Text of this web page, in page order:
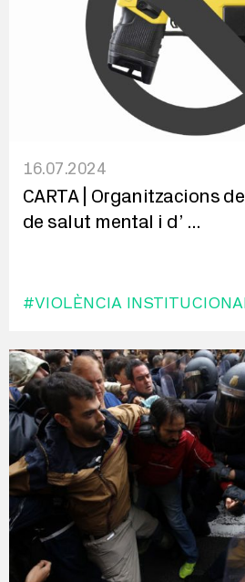
16.07.2024
CARTA | Organitzacions
de salut mental i d’ ...
#VIOLÈNCIA